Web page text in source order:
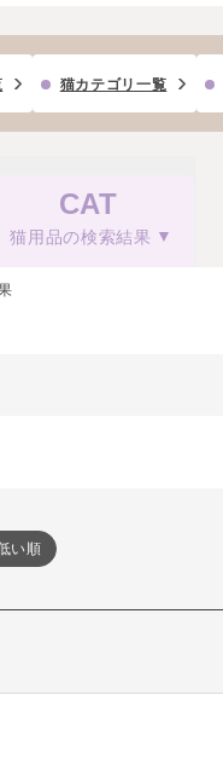
猫カテゴリ一覧
CAT
猫用品の検索結果
い順